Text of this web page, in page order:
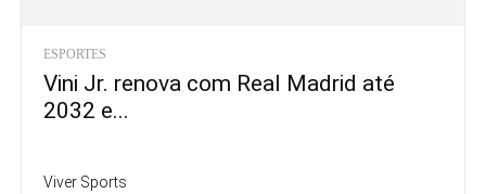
ESPORTES
Vini Jr. renova com Real Madrid até
2032 e...
Viver Sports